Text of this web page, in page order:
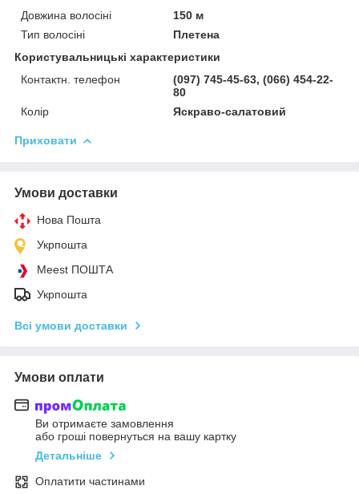
Довжина волосіні
150 м
Тип волосіні
Плетена
Користувальницькі характеристики
Контактн. телефон
(097) 745-45-63, (066) 454-22-
80
Колір
Яскраво-салатовий
Приховати
Умови доставки
Нова Пошта
Укрпошта
Meest ПОШТА
Укрпошта
Всі умови доставки
Умови оплати
Ви отримаєте замовлення
або гроші повернуться на вашу картку
Детальніше
Оплатити частинами